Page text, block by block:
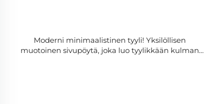
Moderni minimaalistinen tyyli! Yksilöllisen
muotoinen sivupöytä, joka luo tyylikkään kulman